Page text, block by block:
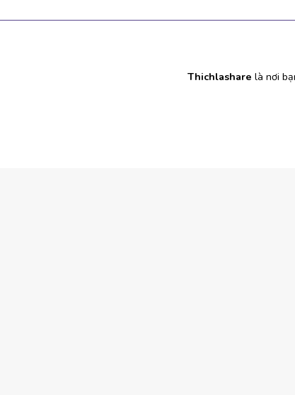
Thichlashare là nơi